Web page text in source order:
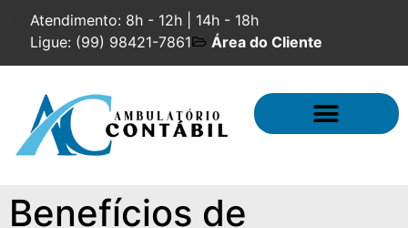
Atendimento: 8h - 12h | 14h - 18h
Ligue: (99) 98421-7861
Área do Cliente
Benefícios de